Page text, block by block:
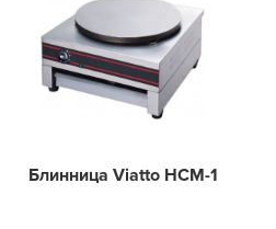
Блинница Viatto HCM-1